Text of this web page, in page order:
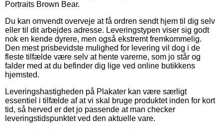
Portraits Brown Bear.
Du kan omvendt overveje at få ordren sendt hjem til dig selv
eller til dit arbejdes adresse. Leveringstypen viser sig godt
nok en kende dyrere, men også ekstremt fremkommelig.
Den mest prisbevidste mulighed for levering vil dog i de
fleste tilfælde være selv at hente varerne, som jo står og
falder med at du befinder dig lige ved online butikkens
hjemsted.
Leveringshastigheden på Plakater kan være særligt
essentiel i tilfælde af at vi skal bruge produktet inden for kort
tid, så herved er det jo passende at man checker
leveringstidspunktet ved den aktuelle vare.